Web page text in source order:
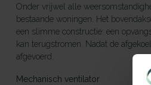
Onder vrijwel alle
bestaande woningen. Het
een slimme constructie: een
kan terugstromen. Nadat de
afgevoerd.
Mechanisch ventilator